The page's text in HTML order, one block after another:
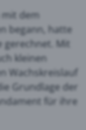
mit dem
begann, hatte
gerechnet. Mit
kleinen
Wachskreislauf
Grundlage der
für ihre